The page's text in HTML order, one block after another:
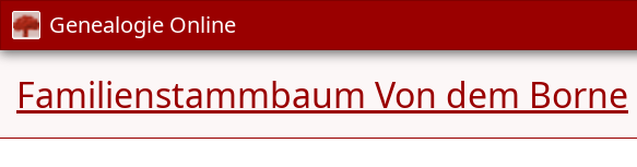
Genealogie Online
Familienstammbaum Von dem Borne